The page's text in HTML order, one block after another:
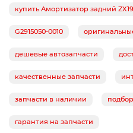
купить Амортизатор задний
G2915050-0010
дешевые автозапчасти
качественные запчасти
запчасти в наличии
гарантия на запчасти